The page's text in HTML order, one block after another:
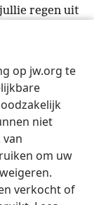
op jw.org te
niet
om uw
verkocht of
regen uit
en een hart
of Pennsylvania